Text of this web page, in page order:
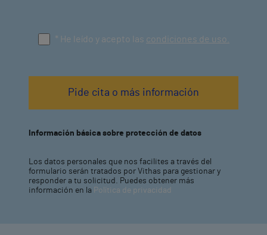
* He leído y acepto las condiciones de uso.
Información básica sobre protección de datos
Los datos personales que nos facilites a través del
formulario serán tratados por Vithas para gestionar y
responder a tu solicitud. Puedes obtener más
información en la Política de privacidad